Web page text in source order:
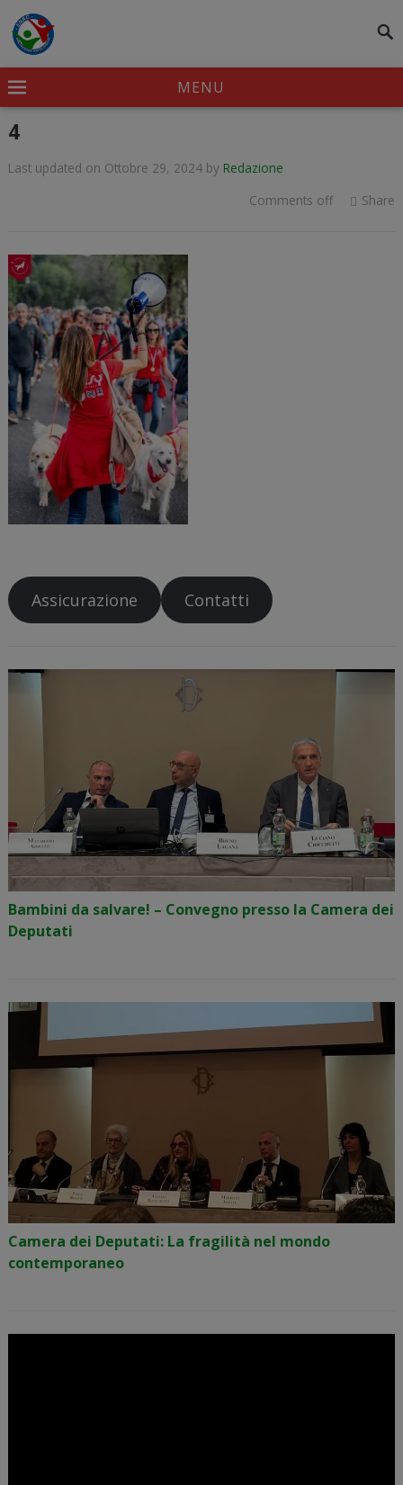
MENU
4
Last updated on Ottobre 29, 2024 by Redazione
Comments off
Share
Assicurazione Contatti
Bambini da salvare! – Convegno presso la Camera dei
Deputati
Camera dei Deputati: La fragilità nel mondo
contemporaneo